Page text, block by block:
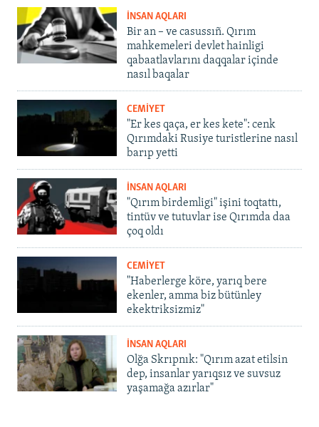
İNSAN AQLARI
Bir an – ve casussıñ. Qırım
mahkemeleri devlet hainligi
qabaatlavlarını daqqalar içinde
nasıl baqalar
CEMİYET
"Er kes qaça, er kes kete": cenk
Qırımdaki Rusiye turistlerine nasıl
barıp yetti
İNSAN AQLARI
"Qırım birdemligi" işini toqtattı,
tintüv ve tutuvlar ise Qırımda daa
çoq oldı
CEMİYET
"Haberlerge köre, yarıq bere
ekenler, amma biz bütünley
ekektriksizmiz"
İNSAN AQLARI
Olğa Skrıpnık: "Qırım azat etilsin
dep, insanlar yarıqsız ve suvsuz
yaşamağa azırlar"